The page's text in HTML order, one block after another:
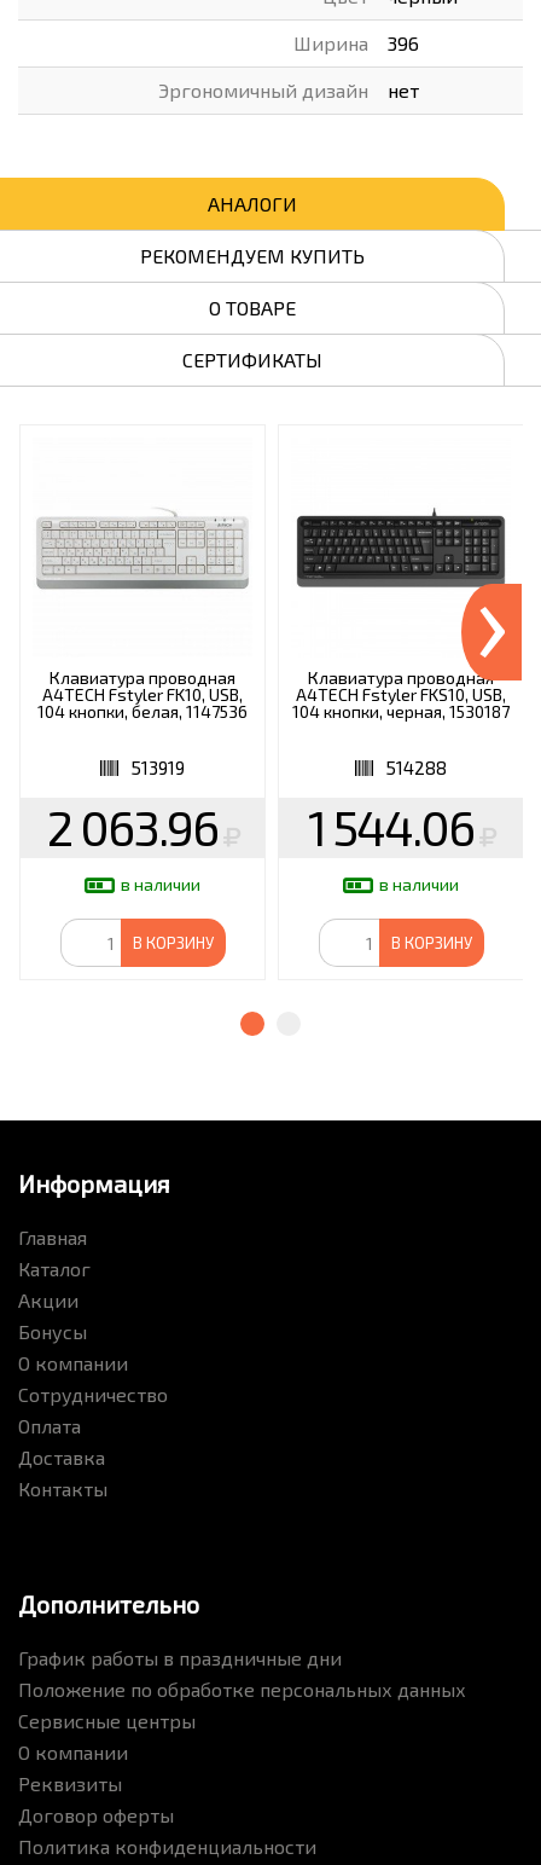
Ширина 396
Эргономичный дизайн нет
АНАЛОГИ
РЕКОМЕНДУЕМ КУПИТЬ
О ТОВАРЕ
СЕРТИФИКАТЫ
Клавиатура проводная
A4TECH Fstyler FK10, USB,
104 кнопки, белая, 1147536
513919
2 063.96
в наличии
В КОРЗИНУ
Клавиатура проводная
A4TECH Fstyler FKS10, USB,
104 кнопки, черная, 1530187
514288
1 544.06
в наличии
В КОРЗИНУ
›
Информация
Главная
Каталог
Акции
Бонусы
О компании
Сотрудничество
Оплата
Доставка
Контакты
Дополнительно
График работы в праздничные дни
Положение по обработке персональных данных
Сервисные центры
О компании
Реквизиты
Договор оферты
Политика конфиденциальности